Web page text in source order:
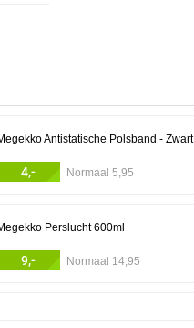
Antistatische Polsband - Zwart
4,- Normaal 5,95
Perslucht 600ml
9,- Normaal 14,95